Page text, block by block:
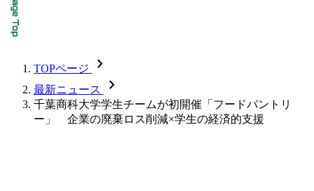
TOPページ chevron_forward
最新ニュース chevron_forward
千葉商科大学学生チームが初開催「フードパントリ
ー」 企業の廃棄ロス削減×学生の経済的支援